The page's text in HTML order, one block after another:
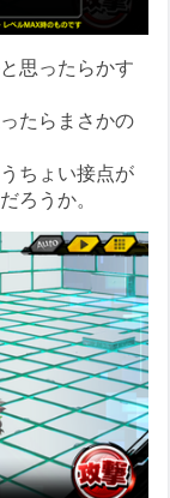
思ったらかす
たらまさかの
ちょい接点が
ろうか。